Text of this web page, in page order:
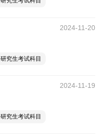
2024-11-20
研究生考试科目
2024-11-19
研究生考试科目